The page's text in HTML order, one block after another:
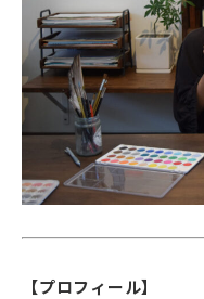
【プロフィール】